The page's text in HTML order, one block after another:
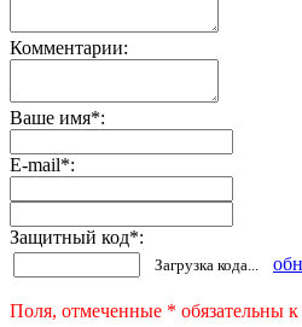
Комментарии:
Ваше имя*:
E-mail*:
Защитный код*:
Загрузка кода...
Поля, отмеченные * обязательны